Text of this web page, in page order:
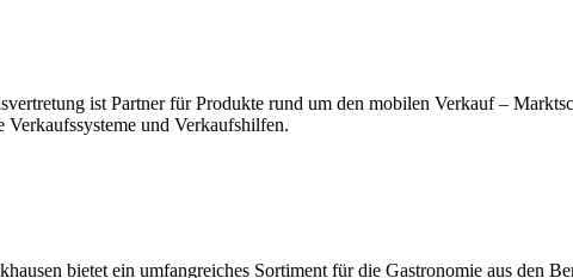
ist Partner für Produkte rund um den mobilen Verkauf –
Verkaufssysteme und Verkaufshilfen.
bietet ein umfangreiches Sortiment für die Gastronomie aus den